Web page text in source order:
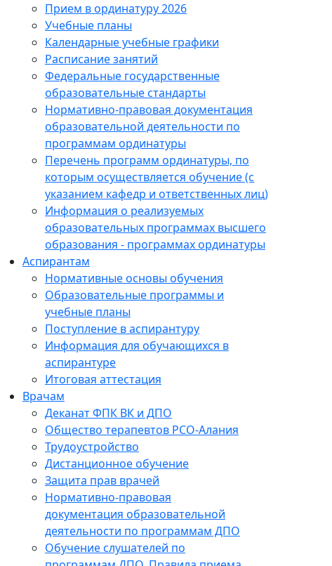
Прием в ординатуру 2026
Учебные планы
Календарные учебные графики
Расписание занятий
Федеральные государственные
образовательные стандарты
Нормативно-правовая документация
образовательной деятельности по
программам ординатуры
Перечень программ ординатуры, по
которым осуществляется обучение (с
указанием кафедр и ответственных лиц)
Информация о реализуемых
образовательных программах высшего
образования - программах ординатуры
Аспирантам
Нормативные основы обучения
Образовательные программы и
учебные планы
Поступление в аспирантуру
Информация для обучающихся в
аспирантуре
Итоговая аттестация
Врачам
Деканат ФПК ВК и ДПО
Общество терапевтов РСО-Алания
Трудоустройство
Дистанционное обучение
Защита прав врачей
Нормативно-правовая
документация образовательной
деятельности по программам ДПО
Обучение слушателей по